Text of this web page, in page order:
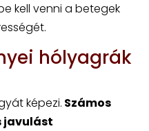
kell venni a betegek
hólyagrák
képezi. Számos
javulást